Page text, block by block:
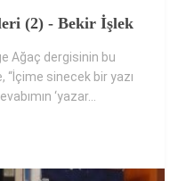
(2) - Bekir İşlek
Ağaç dergisinin bu
“İçime sinecek bir yazı
‘yazar...